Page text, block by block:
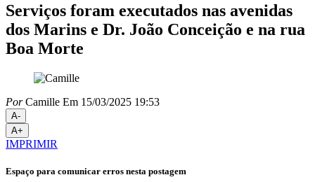
Serviços foram executados nas avenidas
dos Marins e Dr. João Conceição e na rua
Boa Morte
PorCamille Em 15/03/2025 19:53
A-
A+
IMPRIMIR
Espaço para comunicar erros nesta postagem